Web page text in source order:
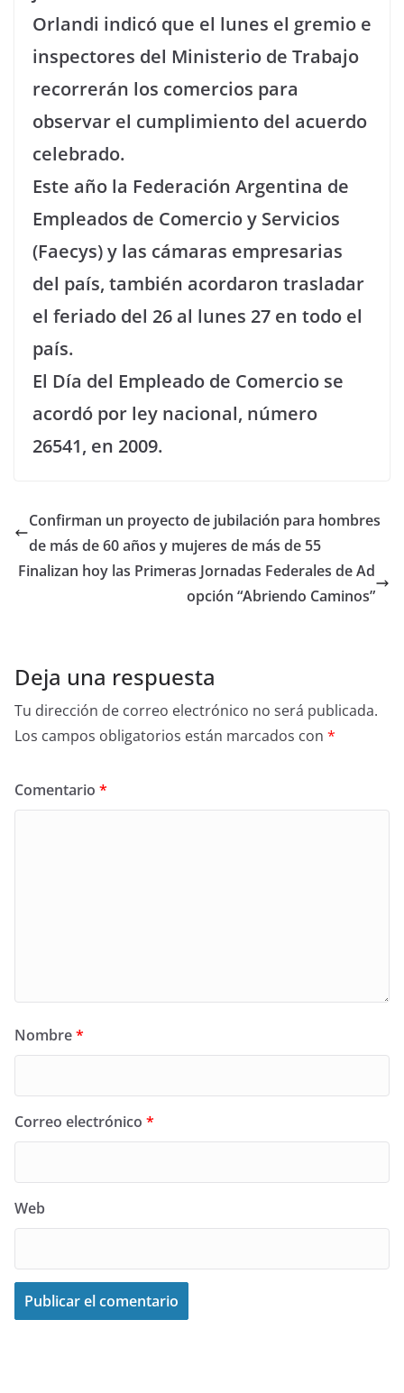
Orlandi indicó que el lunes el gremio e
inspectores del Ministerio de Trabajo
recorrerán los comercios para
observar el cumplimiento del acuerdo
celebrado.
Este año la Federación Argentina de
Empleados de Comercio y Servicios
(Faecys) y las cámaras empresarias
del país, también acordaron trasladar
el feriado del 26 al lunes 27 en todo el
país.
El Día del Empleado de Comercio se
acordó por ley nacional, número
26541, en 2009.
Confirman un proyecto de jubilación para hombres
de más de 60 años y mujeres de más de 55
Finalizan hoy las Primeras Jornadas Federales de Ad
opción “Abriendo Caminos”
Deja una respuesta
Tu dirección de correo electrónico no será publicada.
Los campos obligatorios están marcados con *
Comentario *
Nombre*
Correo electrónico *
Web